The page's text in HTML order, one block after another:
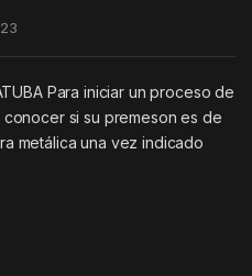
Para iniciar un proceso de
si su premeson es de
metálica una vez indicado